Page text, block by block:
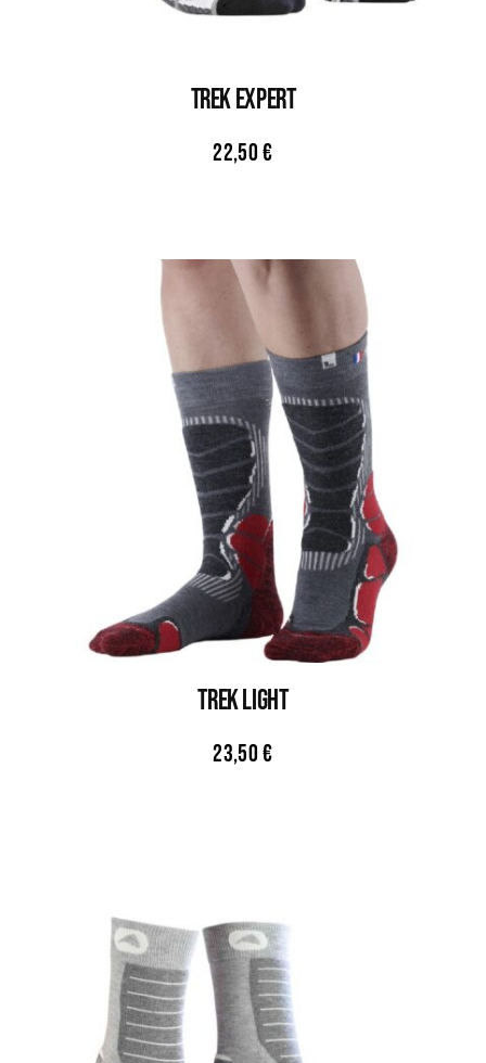
TREK EXPERT
22,50€
TREK LIGHT
23,50€